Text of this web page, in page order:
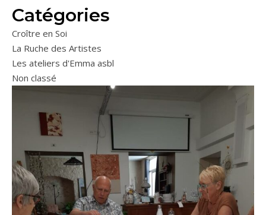
Catégories
Croître en Soi
La Ruche des Artistes
Les ateliers d'Emma asbl
Non classé